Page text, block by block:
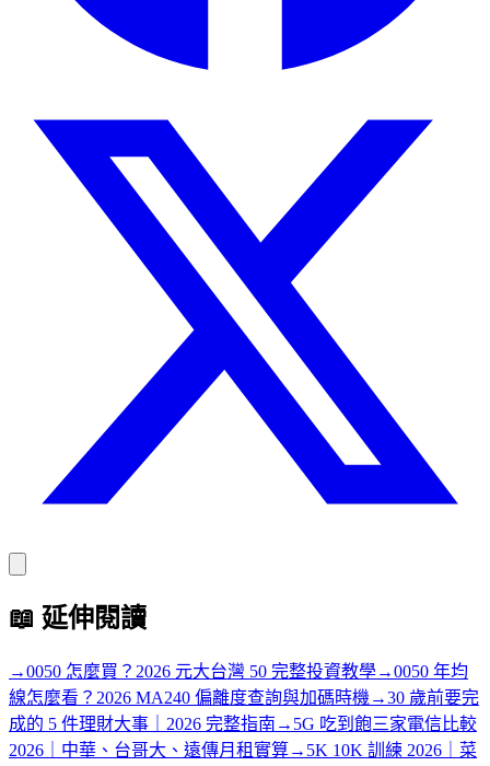
📖 延伸閱讀
→0050 怎麼買？2026 元大台灣 50 完整投資教學→0050 年均
線怎麼看？2026 MA240 偏離度查詢與加碼時機 →30 歲前要完
成的 5 件理財大事｜2026 完整指南 → 5G 吃到飽三家電信比較
2026｜中華、台哥大、遠傳月租實算→ 5K 10K 訓練 2026｜菜